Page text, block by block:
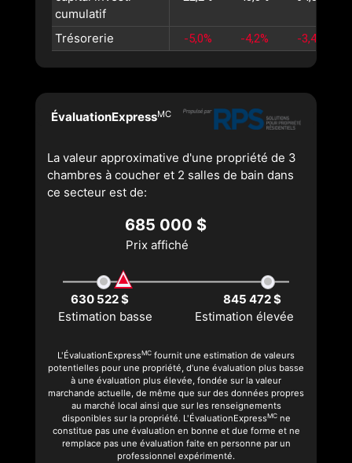
cumulatif
Trésorerie -5,0% -4,2% -3,4%
ÉvaluationExpressMC
La valeur approximative d'une propriété de 3
chambres à coucher et 2 salles de bain dans
ce secteur est de:
685 000 $
Prix affiché
630 522 $
845 472 $
Estimation basse
Estimation élevée
L'ÉvaluationExpressMC fournit une estimation de valeurs
potentielles pour une propriété, d’une évaluation plus basse
à une évaluation plus élevée, fondée sur la valeur
marchande actuelle, de même que sur des données propres
au marché local ainsi que sur les renseignements
disponibles sur la propriété. L'ÉvaluationExpressMCne
constitue pas une évaluation en bonne et due forme et ne
remplace pas une évaluation faite en personne par un
professionnel expérimenté.